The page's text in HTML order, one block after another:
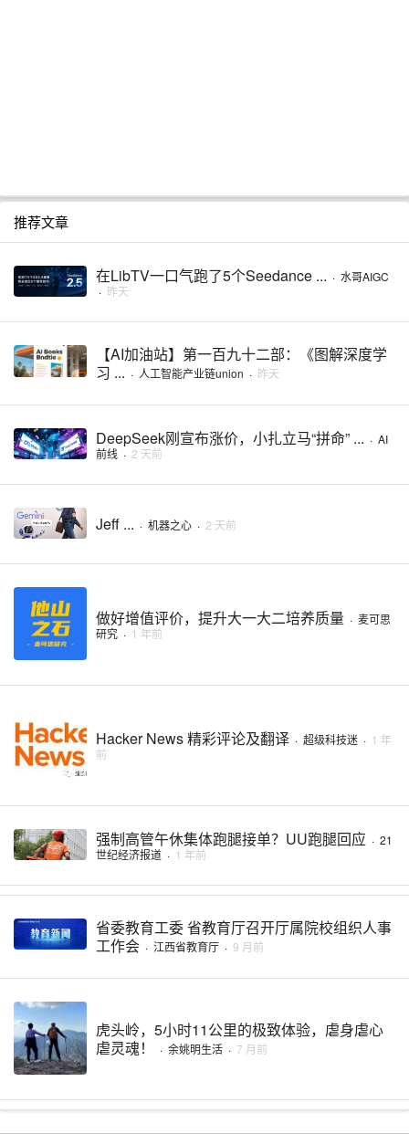
推荐文章
在LibTV一口气跑了5个Seedance ... · 水哥AIGC
· 昨天
【AI加油站】第一百九十二部：《图解深度学
习 ... · 人工智能产业链union · 昨天
DeepSeek刚宣布涨价，小扎立马“拼命” ... · AI
前线 · 2 天前
Jeff ... · 机器之心 · 2 天前
做好增值评价，提升大一大二培养质量 · 麦可思
研究 · 1 年前
Hacker News 精彩评论及翻译 · 超级科技迷 · 1 年
前
强制高管午休集体跑腿接单？UU跑腿回应 · 21
世纪经济报道 · 1 年前
省委教育工委 省教育厅召开厅属院校组织人事
工作会 · 江西省教育厅 · 9 月前
虎头岭，5小时11公里的极致体验，虐身虐心
虐灵魂！
· 余姚明生活 · 7 月前